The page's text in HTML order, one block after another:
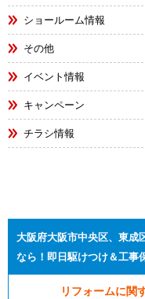
ショールーム情報
その他
イベント情報
キャンペーン
チラシ情報
大阪府大阪市中央区、東成
なら！即日駆けつけ＆工事
リフォームに関